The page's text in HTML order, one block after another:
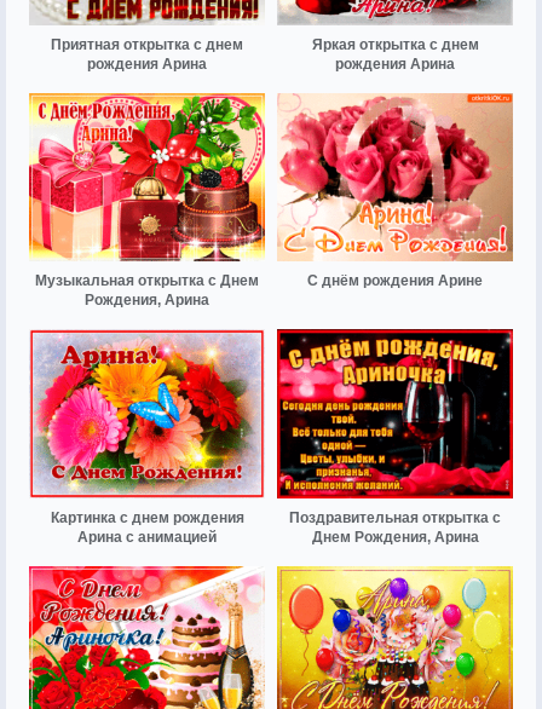
Приятная открытка с днем
рождения Арина
Яркая открытка с днем
рождения Арина
Музыкальная открытка с Днем
Рождения, Арина
С днём рождения Арине
Картинка с днем рождения
Арина с анимацией
Поздравительная открытка с
Днем Рождения, Арина